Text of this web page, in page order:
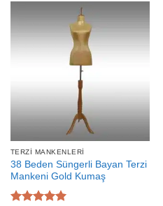
TERZI MANKENLERI
38 Beden Süngerli Bayan Terzi
Mankeni Gold Kumaş